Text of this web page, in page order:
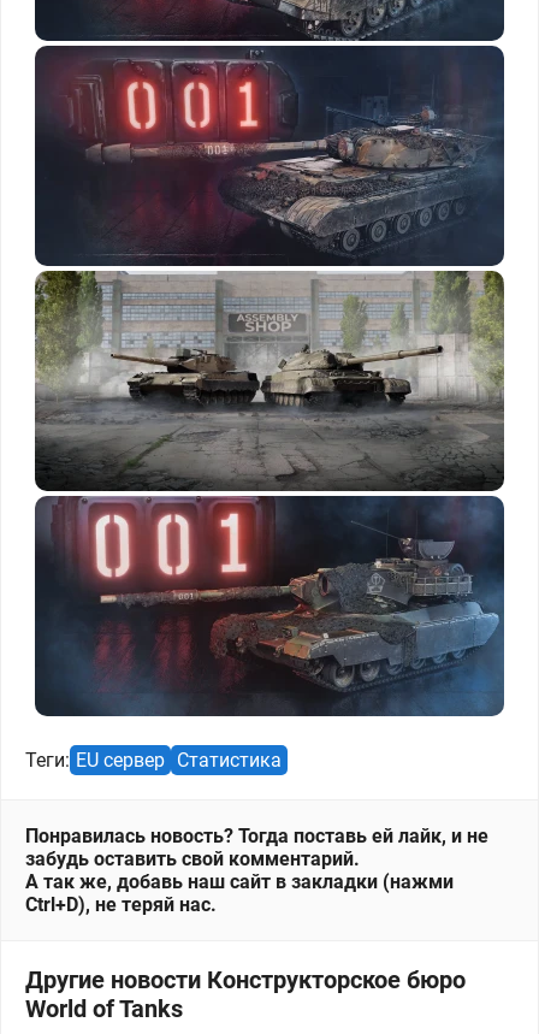
Теги: EU сервер Статистика
Понравилась новость? Тогда поставь ей лайк, и не
забудь оставить свой комментарий.
А так же, добавь наш сайт в закладки (нажми
Ctrl+D), не теряй нас.
Другие новости Конструкторское бюро
World of Tanks